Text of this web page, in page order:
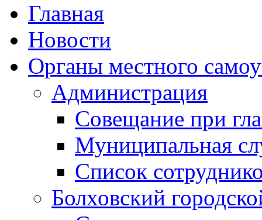
Главная
Новости
Органы местного
Администрация
Совещание при
Муниципальная
Список
Болховский